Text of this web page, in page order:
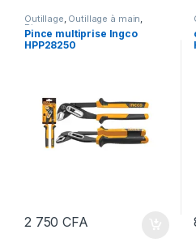
Outillage, Outillage à main,
Pince
Pince multiprise Ingco
HPP28250
2 750CFA